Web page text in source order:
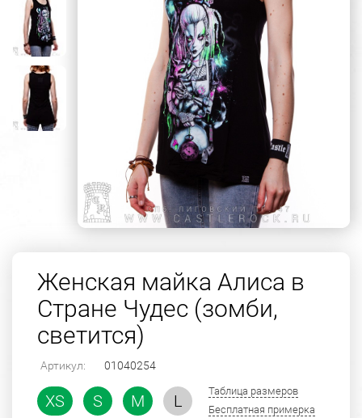
Женская майка Алиса в
Стране Чудес (зомби,
светится)
Артикул: 01040254
XS S M
L
Таблица размеров
Бесплатная примерка